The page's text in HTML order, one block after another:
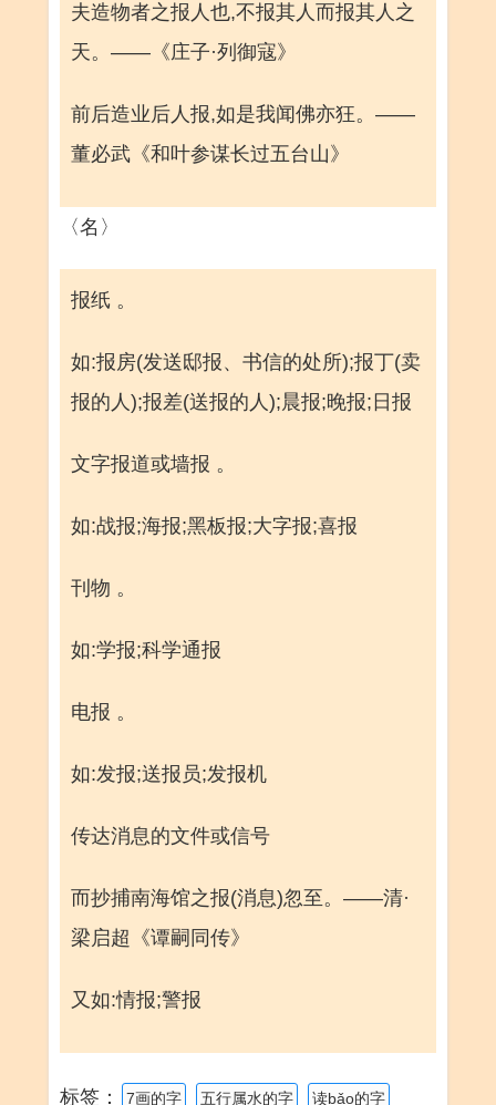
夫造物者之报人也,不报其人而报其人之
天。——《庄子·列御寇》
前后造业后人报,如是我闻佛亦狂。——
董必武《和叶参谋长过五台山》
〈名〉
报纸 。
如:报房(发送邸报、书信的处所);报丁(卖
报的人);报差(送报的人);晨报;晚报;日报
文字报道或墙报 。
如:战报;海报;黑板报;大字报;喜报
刊物 。
如:学报;科学通报
电报 。
如:发报;送报员;发报机
传达消息的文件或信号
而抄捕南海馆之报(消息)忽至。——清·
梁启超《谭嗣同传》
又如:情报;警报
标签： 7画的字 五行属水的字 读bǎo的字